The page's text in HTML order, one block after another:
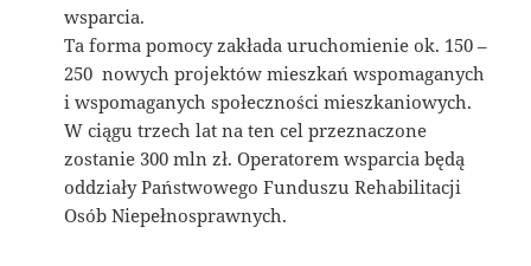
wsparcia.
Ta forma pomocy zakłada uruchomienie ok. 150 –
250 nowych projektów mieszkań wspomaganych
i wspomaganych społeczności mieszkaniowych.
W ciągu trzech lat na ten cel przeznaczone
zostanie 300 mln zł. Operatorem wsparcia będą
oddziały Państwowego Funduszu Rehabilitacji
Osób Niepełnosprawnych.